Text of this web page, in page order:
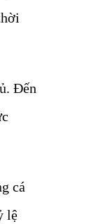
Đến
cá
lệ